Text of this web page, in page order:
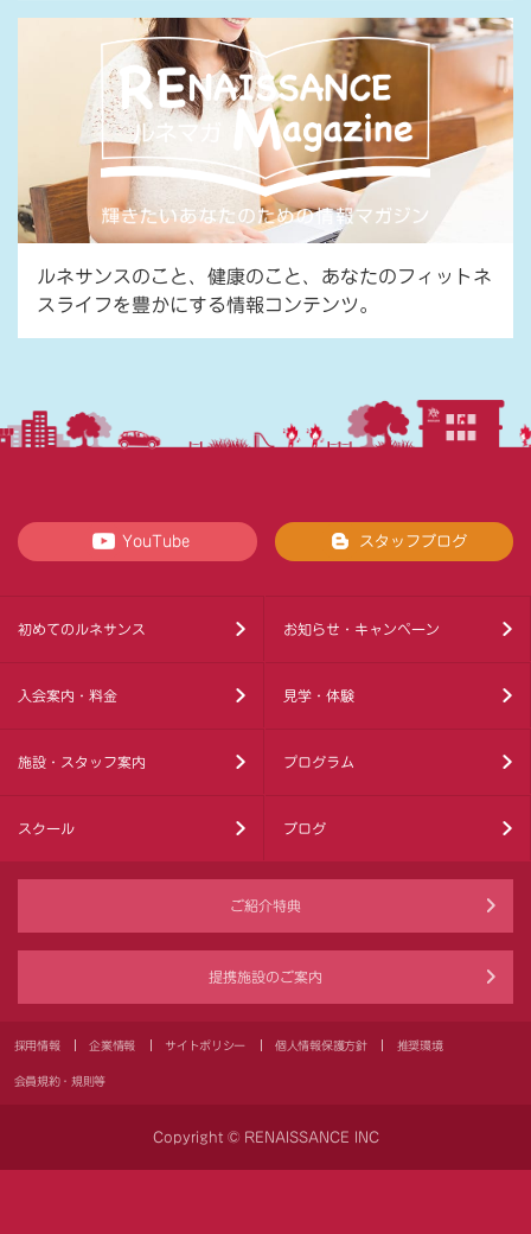
ルネサンスのこと、健康のこと、あなたのフィットネ
スライフを豊かにする情報コンテンツ。
YouTube スタッフブログ
初めてのルネサンス お知らせ・キャンペーン
入会案内・料金 見学・体験
施設・スタッフ案内 プログラム
スクール ブログ
ご紹介特典
提携施設のご案内
採用情報 企業情報 サイトポリシー 個人情報保護方針 推奨環境
会員規約・規則等
Copyright © RENAISSANCE INC